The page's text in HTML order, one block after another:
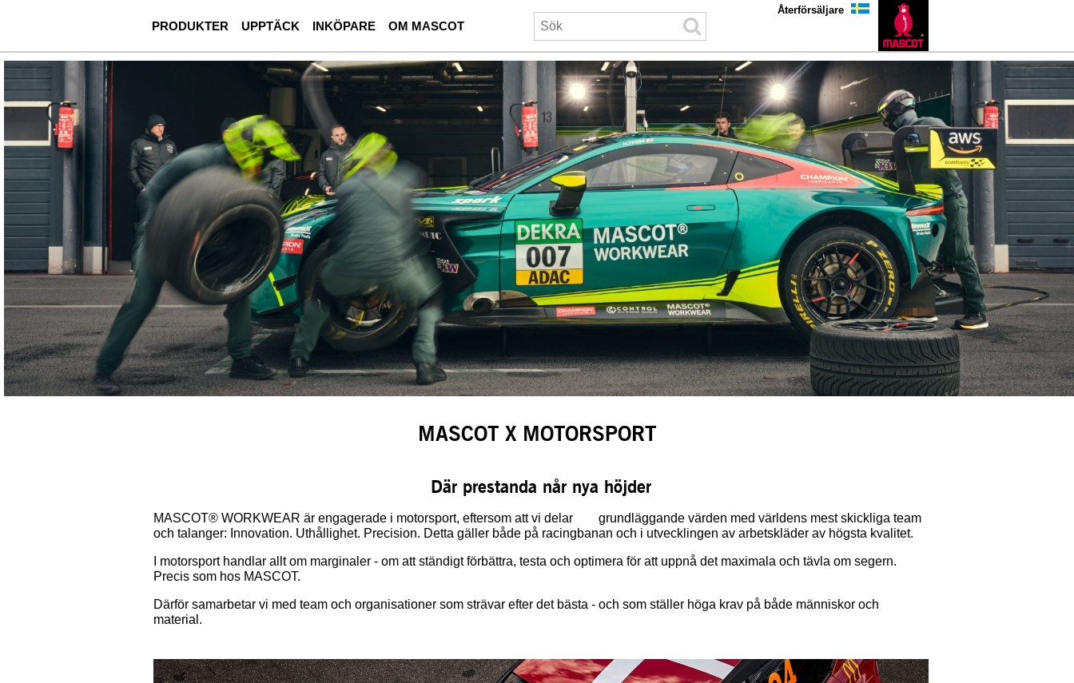
PRODUKTER UPPTÄCK INKÖPARE OM MASCOT
Återförsäljare
MASCOT X MOTORSPORT
Där prestanda når nya höjder
MASCOT® WORKWEAR är engagerade i motorsport, eftersom att vi delar grundläggande värden med världens mest skickliga team
och talanger: Innovation. Uthållighet. Precision. Detta gäller både på racingbanan och i utvecklingen av arbetskläder av högsta kvalitet.
I motorsport handlar allt om marginaler - om att ständigt förbättra, testa och optimera för att uppnå det maximala och tävla om segern.
Precis som hos MASCOT.
Därför samarbetar vi med team och organisationer som strävar efter det bästa - och som ställer höga krav på både människor och
material.